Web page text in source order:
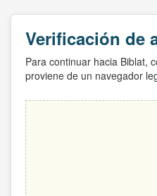
Verificación de
Para continuar hacia Biblat,
proviene de un navegador